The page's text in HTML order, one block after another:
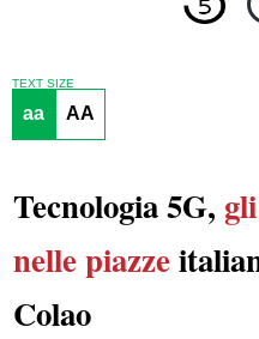
TEXT SIZE
aa AA
Tecnologia 5G,
nelle piazze
Colao